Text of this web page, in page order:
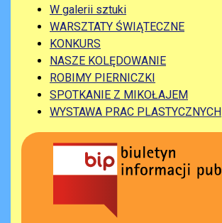
W galerii sztuki
WARSZTATY ŚWIĄTECZNE
KONKURS
NASZE KOLĘDOWANIE
ROBIMY PIERNICZKI
SPOTKANIE Z MIKOŁAJEM
WYSTAWA PRAC PLASTYCZNYCH